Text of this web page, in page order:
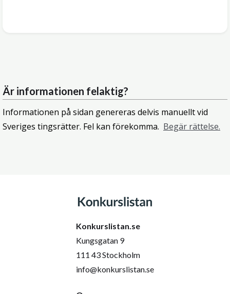
Är informationen felaktig?
Informationen på sidan genereras delvis manuellt vid
Sveriges tingsrätter. Fel kan förekomma. Begär rättelse.
Konkurslistan.se
Kungsgatan 9
111 43 Stockholm
info@konkurslistan.se